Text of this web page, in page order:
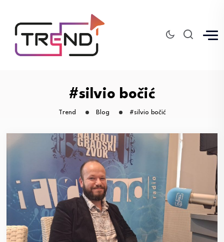
#silvio bočić
Trend Blog #silvio bočić